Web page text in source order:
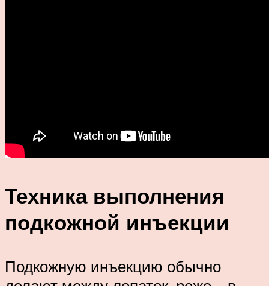
Техника выполнения
подкожной инъекции
Подкожную инъекцию обычно